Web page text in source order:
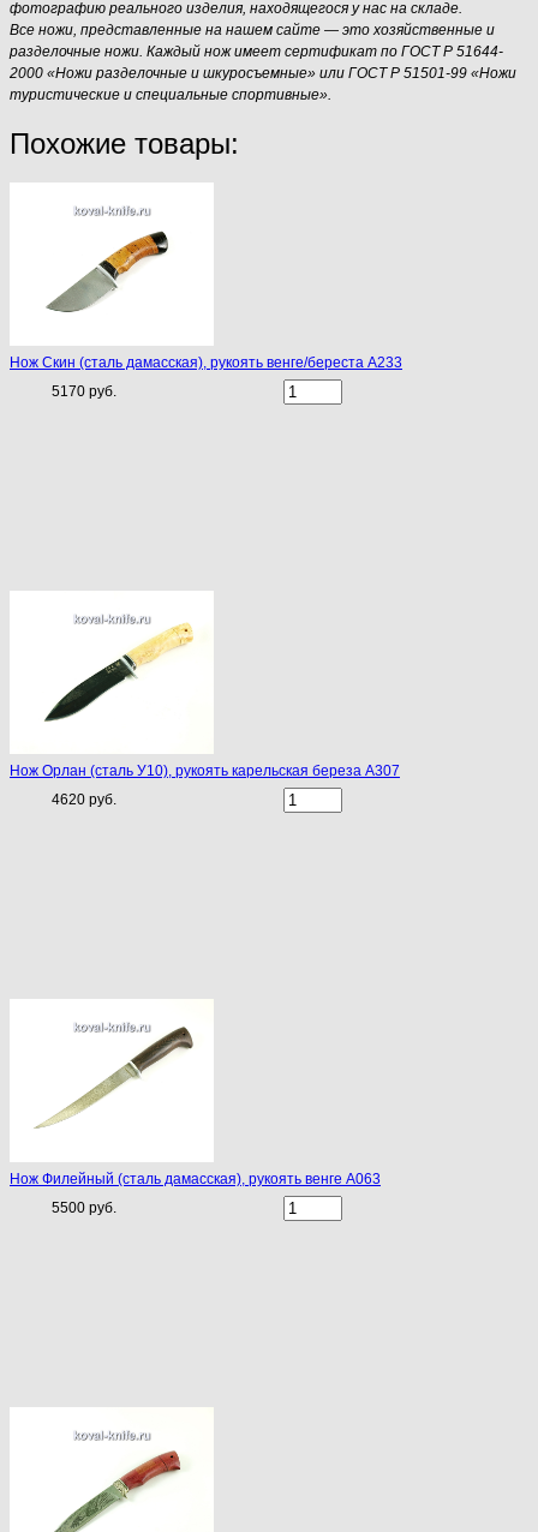
фотографию реального изделия, находящегося у нас на складе.
Все ножи, представленные на нашем сайте — это хозяйственные и
разделочные ножи. Каждый нож имеет сертификат по ГОСТ Р 51644-
2000 «Ножи разделочные и шкуросъемные» или ГОСТ Р 51501-99 «Ножи
туристические и специальные спортивные».
Похожие товары:
Нож Скин (сталь дамасская), рукоять венге/береста A233
5170 руб.
Нож Орлан (сталь У10), рукоять карельская береза A307
4620 руб.
Нож Филейный (сталь дамасская), рукоять венге A063
5500 руб.